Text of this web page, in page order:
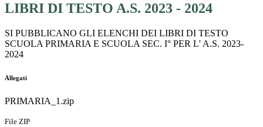
LIBRI DI TESTO A.S. 2023 - 2024
SI PUBBLICANO GLI ELENCHI DEI LIBRI DI TESTO
SCUOLA PRIMARIA E SCUOLA SEC. I° PER L' A.S. 2023-
2024
Allegati
PRIMARIA_1.zip
File ZIP